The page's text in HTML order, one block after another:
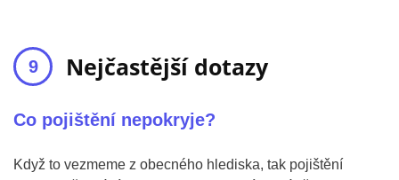
Nejčastější dotazy
Co pojištění nepokryje?
Když to vezmeme z obecného hlediska, tak pojištění